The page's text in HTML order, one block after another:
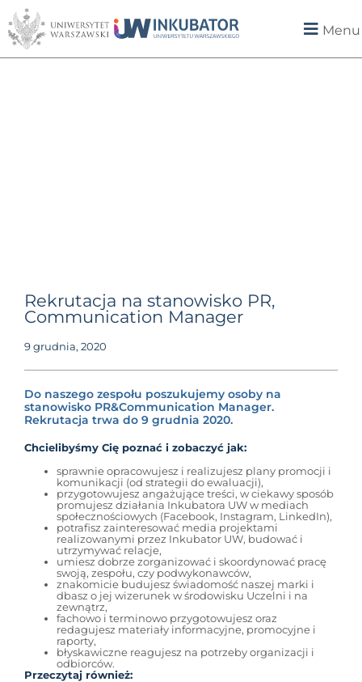
Menu
Rekrutacja na stanowisko PR,
Communication Manager
9 grudnia, 2020
Do naszego zespołu poszukujemy osoby na
stanowisko PR&Communication Manager.
Rekrutacja trwa do 9 grudnia 2020.
Chcielibyśmy Cię poznać i zobaczyć jak:
sprawnie opracowujesz i realizujesz plany promocji i
komunikacji (od strategii do ewaluacji),
przygotowujesz angażujące treści, w ciekawy sposób
promujesz działania Inkubatora UW w mediach
społecznościowych (Facebook, Instagram, LinkedIn),
potrafisz zainteresować media projektami
realizowanymi przez Inkubator UW, budować i
utrzymywać relacje,
umiesz dobrze zorganizować i skoordynować pracę
swoją, zespołu, czy podwykonawców,
znakomicie budujesz świadomość naszej marki i
dbasz o jej wizerunek w środowisku Uczelni i na
zewnątrz,
fachowo i terminowo przygotowujesz oraz
redagujesz materiały informacyjne, promocyjne i
raporty,
błyskawiczne reagujesz na potrzeby organizacji i
odbiorców.
Przeczytaj również: